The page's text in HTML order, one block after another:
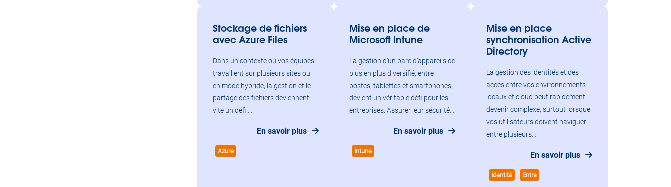
Stockage de fichiers
avec Azure Files
Dans un contexte où vos équipes
travaillent sur plusieurs sites ou
en mode hybride, la gestion et le
partage des fichiers deviennent
vite un défi.…
En savoir plus
Azure
Mise en place de
Microsoft Intune
La gestion d’un parc d’appareils de
plus en plus diversifié, entre
postes, tablettes et smartphones,
devient un véritable défi pour les
entreprises. Assurer leur sécurité…
En savoir plus
Intune
Mise en place
synchronisation Active
Directory
La gestion des identités et des
accès entre vos environnements
locaux et cloud peut rapidement
devenir complexe, surtout lorsque
vos utilisateurs doivent naviguer
entre plusieurs…
En savoir plus
Identité Entra